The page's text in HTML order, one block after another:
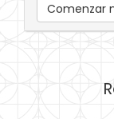
Comenzar